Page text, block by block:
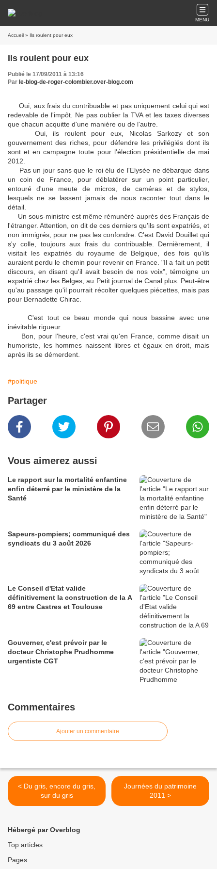
MENU
Accueil » Ils roulent pour eux
Ils roulent pour eux
Publié le 17/09/2011 à 13:16
Par le-blog-de-roger-colombier.over-blog.com
Oui, aux frais du contribuable et pas uniquement celui qui est
redevable de l'impôt. Ne pas oublier la TVA et les taxes diverses
que chacun acquitte d'une manière ou de l'autre.
Oui, ils roulent pour eux, Nicolas Sarkozy et son
gouvernement des riches, pour défendre les privilégiés dont ils
sont et en campagne toute pour l'élection présidentielle de mai
2012.
Pas un jour sans que le roi élu de l'Elysée ne débarque dans
un coin de France, pour déblatérer sur un point particulier,
entouré d'une meute de micros, de caméras et de stylos,
lesquels ne se lassent jamais de nous raconter tout dans le
détail.
Un sous-ministre est même rémunéré auprès des Français de
l'étranger. Attention, on dit de ces derniers qu'ils sont expatriés, et
non immigrés, pour ne pas les confondre. C'est David Douillet qui
s'y colle, toujours aux frais du contribuable. Dernièrement, il
visitait les expatriés du royaume de Belgique, des fois qu'ils
auraient perdu le chemin pour revenir en France. "Il a fait un petit
discours, en disant qu'il avait besoin de nos voix", témoigne un
expatrié chez les Belges, au Petit journal de Canal plus. Peut-être
qu'au passage qu'il pourrait récolter quelques piécettes, mais pas
pour Bernadette Chirac.
C'est tout ce beau monde qui nous bassine avec une
inévitable rigueur.
Bon, pour l'heure, c'est vrai qu'en France, comme disait un
humoriste, les hommes naissent libres et égaux en droit, mais
après ils se démerdent.
#politique
Partager
Vous aimerez aussi
Le rapport sur la mortalité enfantine
enfin déterré par le ministère de la
Santé
Sapeurs-pompiers; communiqué des
syndicats du 3 août 2026
Le Conseil d'Etat valide
définitivement la construction de la A
69 entre Castres et Toulouse
Gouverner, c'est prévoir par le
docteur Christophe Prudhomme
urgentiste CGT
Commentaires
Ajouter un commentaire
< Du gris, encore du gris,
sur du gris
Journées du patrimoine
2011 >
Hébergé par Overblog
Top articles
Pages